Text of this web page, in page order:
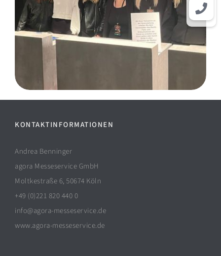
Entertainment e.K.
KONTAKTINFORMATIONEN
Andrea Benninger
agora Messeservice GmbH
Moltkestraße 6, 50674 Köln
+49 (0)221 820 440 0
info@agora-messeservice.de
www.agora-messeservice.de